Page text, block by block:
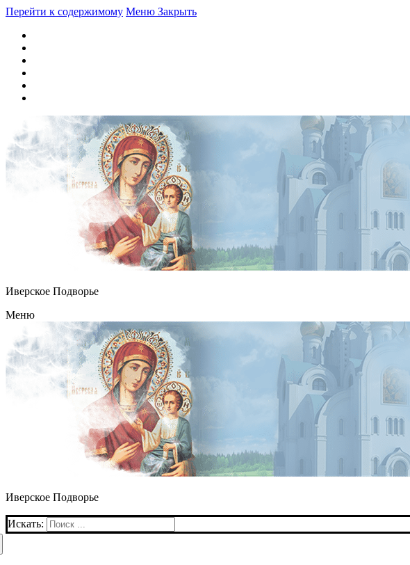
Перейти к содержимому Меню Закрыть
Иверское Подворье
Меню
Иверское Подворье
Искать: